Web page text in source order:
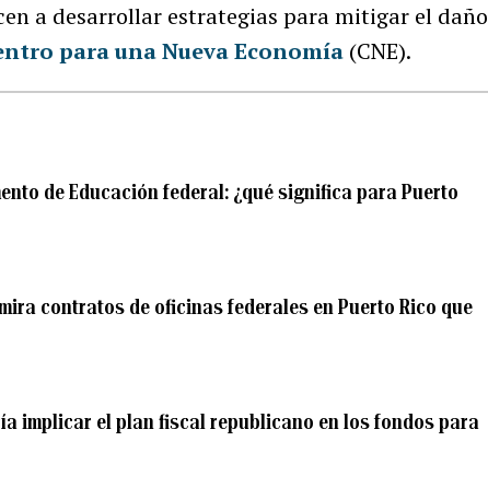
a desarrollar estrategias para mitigar el daño
para una Nueva Economía (CNE).
de Educación federal: ¿qué significa para Puerto
contratos de oficinas federales en Puerto Rico que
implicar el plan fiscal republicano en los fondos para